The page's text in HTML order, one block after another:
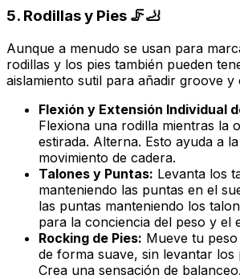
5. Rodillas y Pies 🦵🦶
Aunque a menudo se usan para
rodillas y los pies también pueden
aislamiento sutil para añadir groove y
Flexión y Extensión Individual
Flexiona una rodilla mientras la
estirada. Alterna. Esto ayuda a
movimiento de cadera.
Talones y Puntas: Levanta los
manteniendo las puntas en el
las puntas manteniendo los
para la conciencia del peso y el
Rocking de Pies: Mueve tu
de forma suave, sin levantar los
Crea una sensación de balanceo.